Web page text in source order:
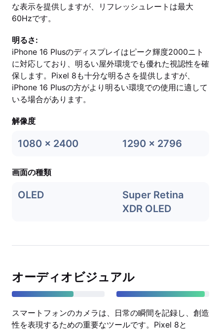
な表示を提供しますが、リフレッシュレートは最大
60Hzです。
明るさ:
iPhone 16 Plusのディスプレイはピーク輝度2000ニト
に対応しており、明るい屋外環境でも優れた視認性を確
保します。Pixel 8も十分な明るさを提供しますが、
iPhone 16 Plusの方がより明るい環境での使用に適して
いる場合があります。
解像度
1080 x 2400 1290 x 2796
画面の種類
OLED
Super Retina
XDR OLED
オーディオビジュアル
スマートフォンのカメラは、日常の瞬間を記録し、創造
性を表現するための重要なツールです。Pixel 8と